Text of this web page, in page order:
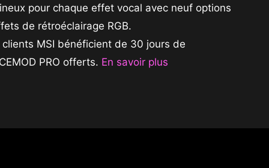
pour chaque effet vocal avec neuf options
de rétroéclairage RGB.
clients MSI bénéficient de 30 jours de
PRO offerts. En savoir plus